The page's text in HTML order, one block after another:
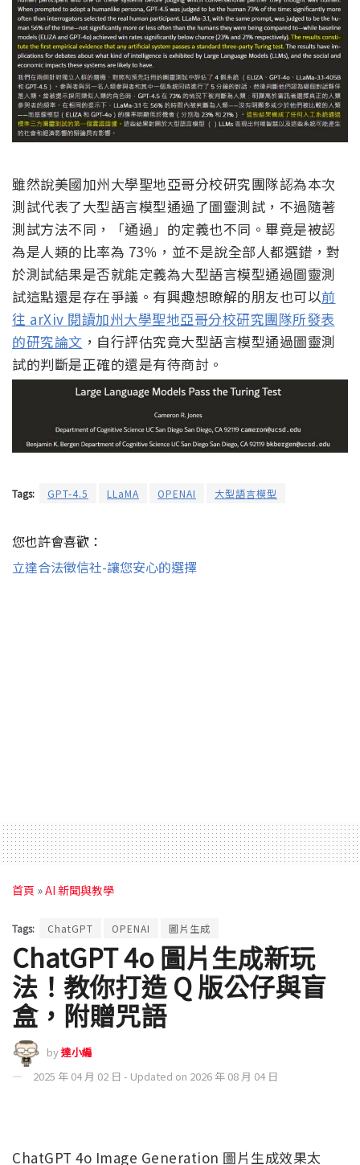
雖然說美國加州大學聖地亞哥分校研究團隊認為本次
測試代表了大型語言模型通過了圖靈測試，不過隨著
測試方法不同，「通過」的定義也不同。畢竟是被認
為是人類的比率為 73％，並不是說全部人都選錯，對
於測試結果是否就能定義為大型語言模型通過圖靈測
試這點還是存在爭議。有興趣想瞭解的朋友也可以前
往 arXiv 閱讀加州大學聖地亞哥分校研究團隊所發表
的研究論文 ，自行評估究竟大型語言模型通過圖靈測
試的判斷是正確的還是有待商討。
Tags: GPT-4.5 LLaMA OPENAI 大型語言模型
您也許會喜歡：
立達合法徵信社-讓您安心的選擇
首頁 »AI 新聞與教學
Tags: ChatGPT OPENAI 圖片生成
ChatGPT 4o 圖片生成新玩
法！教你打造 Q 版公仔與盲
盒，附贈咒語
by達小編
2025 年 04 月 02 日 - Updated on 2026 年 08 月 04 日
ChatGPT 4o Image Generation 圖片生成效果太